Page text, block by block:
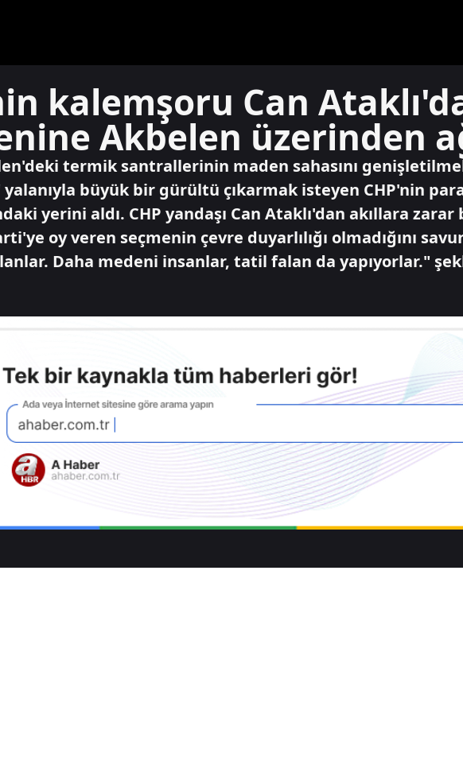
kalemşoru Can
Akbelen üzerinden
termik santrallerinin maden sahasını genişletilmek
büyük bir gürültü çıkarmak isteyen CHP'nin
yerini aldı. CHP yandaşı Can Ataklı'dan akıllara
oy veren seçmenin çevre duyarlılığı olmadığını
Daha medeni insanlar, tatil falan da yapıyorlar."